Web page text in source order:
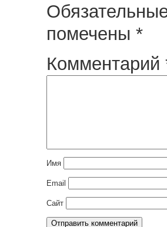
помечены *
Комментарий
Имя
Email
Сайт